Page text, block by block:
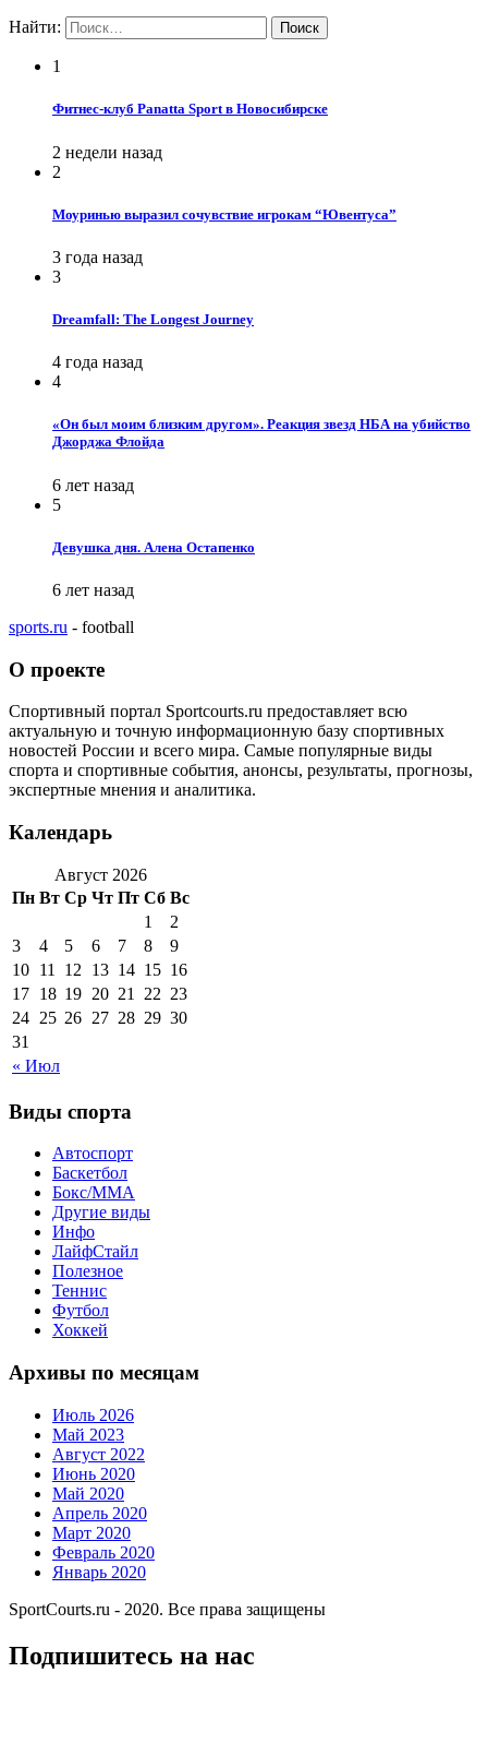
Найти:
1
Фитнес-клуб Panatta Sport в Новосибирске
2 недели назад
2
Моуринью выразил сочувствие игрокам “Ювентуса”
3 года назад
3
Dreamfall: The Longest Journey
4 года назад
4
«Он был моим близким другом». Реакция звезд НБА на убийство
Джорджа Флойда
6 лет назад
5
Девушка дня. Алена Остапенко
6 лет назад
sports.ru - football
О проекте
Спортивный портал Sportcourts.ru предоставляет всю
актуальную и точную информационную базу спортивных
новостей России и всего мира. Самые популярные виды
спорта и спортивные события, анонсы, результаты, прогнозы,
экспертные мнения и аналитика.
Календарь
Август 2026
Пн Вт Ср Чт Пт Сб Вс
« Июл
1
2
3
4 5 6 7 8
9
10 11 12 13 14 15 16
17 18 19 20 21 22 23
24 25 26 27 28 29 30
31
Виды спорта
Автоспорт
Баскетбол
Бокс/MMA
Другие виды
Инфо
ЛайфСтайл
Полезное
Теннис
Футбол
Хоккей
Архивы по месяцам
Июль 2026
Май 2023
Август 2022
Июнь 2020
Май 2020
Апрель 2020
Март 2020
Февраль 2020
Январь 2020
SportCourts.ru - 2020. Все права защищены
Подпишитесь на нас